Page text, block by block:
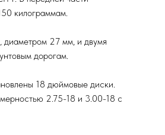
килограммам.
диаметром 27 мм, и двумя
дорогам.
18 дюймовые диски.
2.75-18 и 3.00-18 с